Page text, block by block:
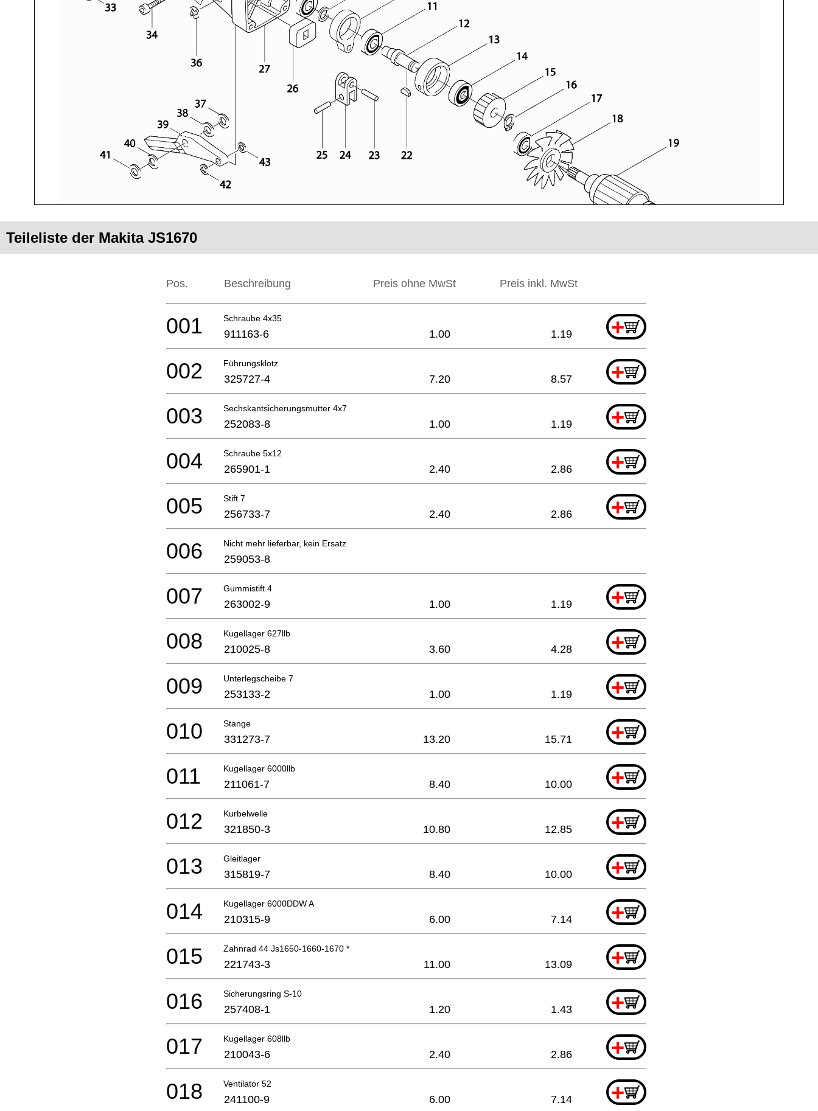
Teileliste der Makita JS1670
Pos. Beschreibung Preis ohne MwSt Preis inkl. MwSt
Schraube 4x35 +
001 911163-6 1.00 1.19
Führungsklotz +
002 325727-4 7.20 8.57
Sechskantsicherungsmutter 4x7 +
003 252083-8 1.00 1.19
Schraube 5x12 +
004 265901-1 2.40 2.86
Stift 7 +
005 256733-7 2.40 2.86
Nicht mehr lieferbar, kein Ersatz
006 259053-8
Gummistift 4 +
007 263002-9 1.00 1.19
Kugellager 627llb +
008 210025-8 3.60 4.28
Unterlegscheibe 7 +
009 253133-2 1.00 1.19
Stange +
010 331273-7 13.20 15.71
Kugellager 6000llb +
011 211061-7 8.40 10.00
Kurbelwelle +
012 321850-3 10.80 12.85
Gleitlager +
013 315819-7 8.40 10.00
Kugellager 6000DDW A +
014 210315-9 6.00 7.14
Zahnrad 44 Js1650-1660-1670 * +
015 221743-3 11.00 13.09
Sicherungsring S-10 +
016 257408-1 1.20 1.43
Kugellager 608llb +
017 210043-6 2.40 2.86
Ventilator 52 +
018 241100-9 6.00 7.14